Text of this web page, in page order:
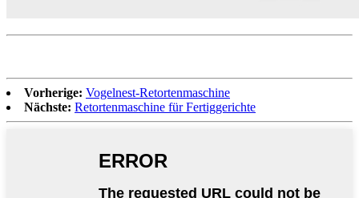
Vorherige: Vogelnest-Retortenmaschine
Nächste: Retortenmaschine für Fertiggerichte